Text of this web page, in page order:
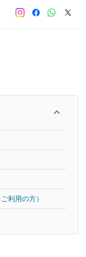
利用の方）